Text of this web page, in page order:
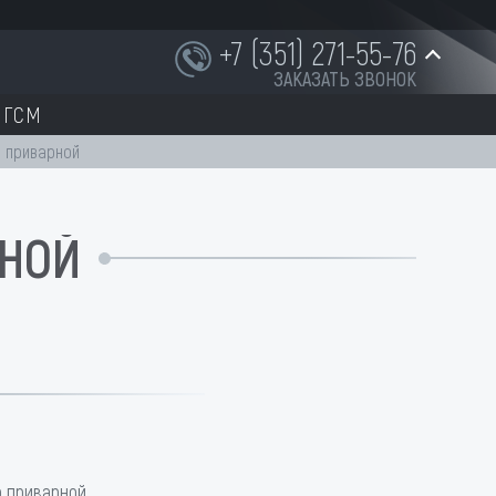
+7 (351) 271-55-76
ЗАКАЗАТЬ ЗВОНОК
+7 (951) 252-91-87
ГСМ
приварной